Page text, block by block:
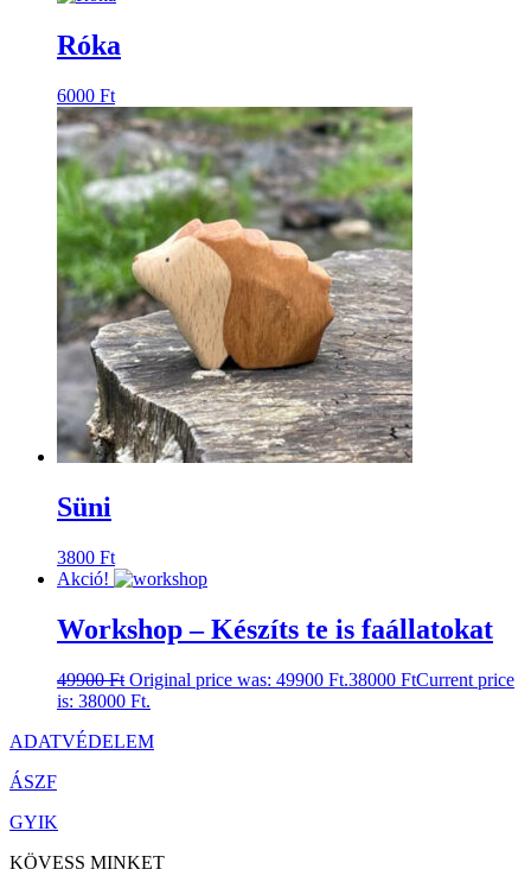
Róka
6000 Ft
Süni
3800 Ft
Akció!
Workshop – Készíts te is faállatokat
49900Ft Original price was: 49900 Ft.38000 FtCurrent price
is: 38000 Ft.
ADATVÉDELEM
ÁSZF
GYIK
KÖVESS MINKET